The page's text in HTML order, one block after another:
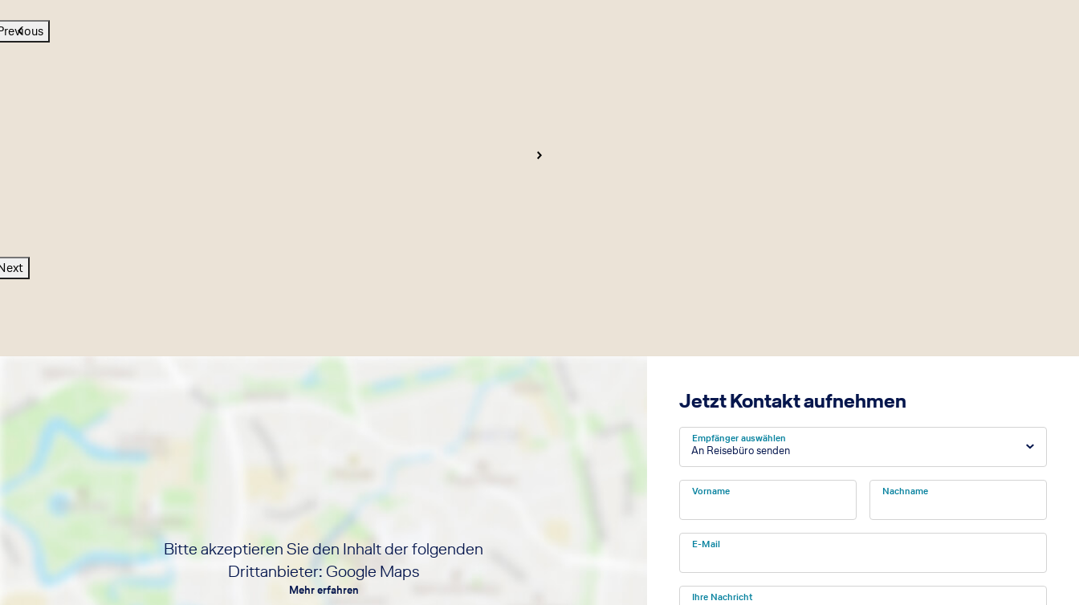
Bitte akzeptieren Sie den Inhalt der folgenden
Drittanbieter: Google Maps
Mehr erfahren
Jetzt Kontakt aufnehmen
An Reisebüro senden
Empfänger auswählen
Vorname Nachname
E-Mail
Ihre Nachricht